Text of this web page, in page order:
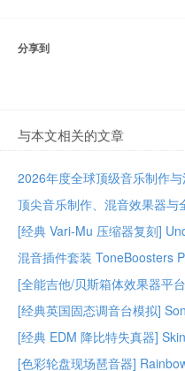
分享到
与本文相关的文章
2026年度全球顶级音乐制作
顶尖音乐制作、混音效果器与
[经典英国固态调音台模拟]
[色彩轮盘现场琶音器]